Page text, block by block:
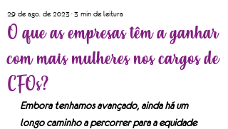
O que as empresas têm a ganhar
com mais mulheres nos cargos de
CFOs?
29 de ago. de 2023 3 min de leitura
Embora tenhamos avançado, ainda há um
longo caminho a percorrer para a equidade